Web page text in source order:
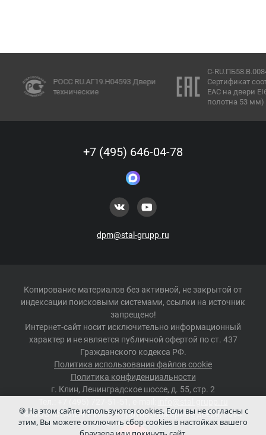
РОСС RU.АГ19.Н04593 Двери
технические
C-RU.ПБ58.В.00847/
Сертификат
ЕАС на двери EI60
полотна 53 мм)
+7 (495) 646-04-78
dpm@stal-grupp.ru
Копирование материалов без активной, не закрытой от
индексации поисковыми системами, ссылки на источник
запрещено!
Интернет-сайт носит исключительно информационный
характер и не является публичной офертой по ст. 437
Гражданского кодекса РФ.
Политика использования файлов cookie
Политика конфиденциальности
г. Клин, Ленинградское шоссе, д. 55, стр. 2
©ООО "СТАЛЬ-ГРУПП"–противопожарные двери, 1994
-2026 г.
🍪 На этом сайте используются cookies. Если вы не согласны с
этим, Вы можете отключить сбор cookies в настойках вашего